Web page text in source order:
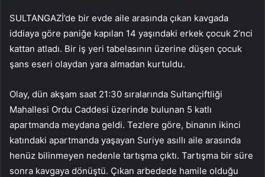
SULTANGAZİ’de bir evde aile arasında çıkan kavgada
iddiaya göre paniğe kapılan 14 yaşındaki erkek çocuk 2’nci
kattan atladı. Bir iş yeri tabelasının üzerine düşen çocuk
şans eseri olaydan yara almadan kurtuldu.
Olay, dün akşam saat 21:30 sıralarında Sultançiftliği
Mahallesi Ordu Caddesi üzerinde bulunan 5 katlı
apartmanda meydana geldi. Tezlere göre, binanın ikinci
katındaki apartmanda yaşayan Suriye asıllı aile arasında
henüz bilinmeyen nedenle tartışma çıktı. Tartışma bir süre
sonra kavgaya dönüştü. Çıkan arbedede hamile olduğu